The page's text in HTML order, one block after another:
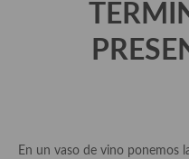
En un vaso de vino ponemos